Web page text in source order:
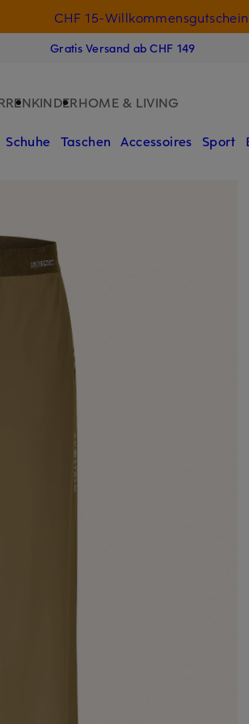
CHF 15-
Gratis Versand ab CHF 149
KINDERHOME & LIVING
Schuhe Taschen Accessoires Sport